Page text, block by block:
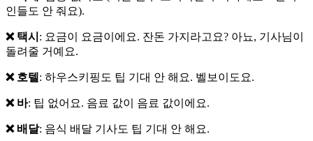
인들도 안 줘요).
❌ 택시 : 요금이 요금이에요. 잔돈 가지라고요? 아뇨, 기사님이
돌려줄 거예요.
❌ 호텔 : 하우스키핑도 팁 기대 안 해요. 벨보이도요.
❌ 바: 팁 없어요. 음료 값이 음료 값이에요.
❌ 배달: 음식 배달 기사도 팁 기대 안 해요.